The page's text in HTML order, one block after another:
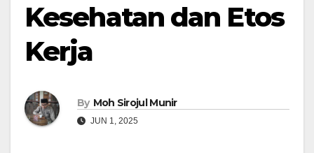
Kesehatan dan Etos
Kerja
By Moh Sirojul Munir
JUN 1, 2025